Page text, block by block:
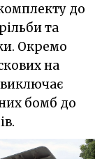
до
та
Окремо
на
бомб до